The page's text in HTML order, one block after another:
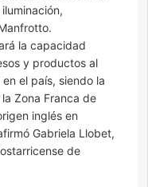
la capacidad
y productos al
en el país, siendo la
Zona Franca de
inglés en
Gabriela Llobet,
de